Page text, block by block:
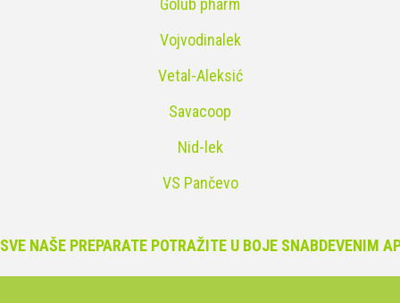
Golub pharm
Vojvodinalek
Vetal-Aleksić
Savacoop
Nid-lek
VS Pančevo
PREPARATE POTRAŽITE U BOJE SNABDEVENIM